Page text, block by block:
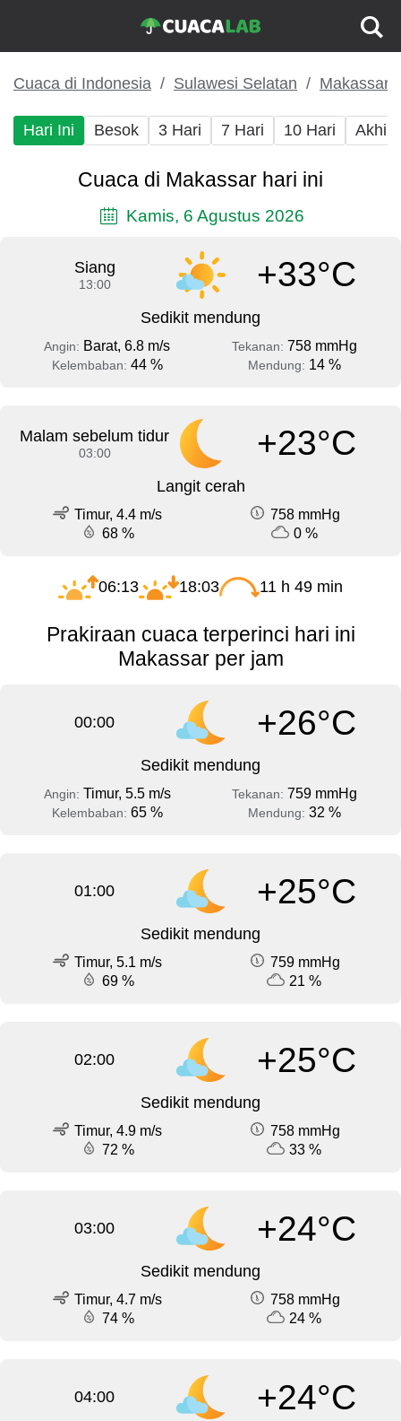
Cuaca di Indonesia Sulawesi Selatan Makassar
Hari Ini Besok 3 Hari 7 Hari 10 Hari Akhir
Cuaca di Makassar hari ini
Kamis, 6 Agustus 2026
Siang
13:00 +33°C
Sedikit mendung
Angin: Barat, 6.8 m/s Tekanan: 758 mmHg
Kelembaban: 44 % Mendung: 14 %
Malam sebelum tidur
03:00 +23°C
Langit cerah
Timur, 4.4 m/s
758 mmHg
68 %
0 %
06:13 18:03 11 h 49 min
Prakiraan cuaca terperinci hari ini
Makassar per jam
00:00 +26°C
Sedikit mendung
Angin: Timur, 5.5 m/s Tekanan: 759 mmHg
Kelembaban: 65 % Mendung: 32 %
01:00 +25°C
Sedikit mendung
Timur, 5.1 m/s
759 mmHg
69 %
21 %
02:00 +25°C
Sedikit mendung
Timur, 4.9 m/s
758 mmHg
72 %
33 %
03:00 +24°C
Sedikit mendung
Timur, 4.7 m/s
758 mmHg
74 %
24 %
04:00 +24°C